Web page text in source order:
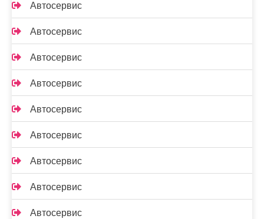
Автосервис
Автосервис
Автосервис
Автосервис
Автосервис
Автосервис
Автосервис
Автосервис
Автосервис